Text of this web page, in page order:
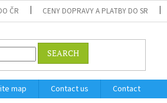
ČR CENY DOPRAVY A PLATBY DO SR
SEARCH
map Contact us
Contact